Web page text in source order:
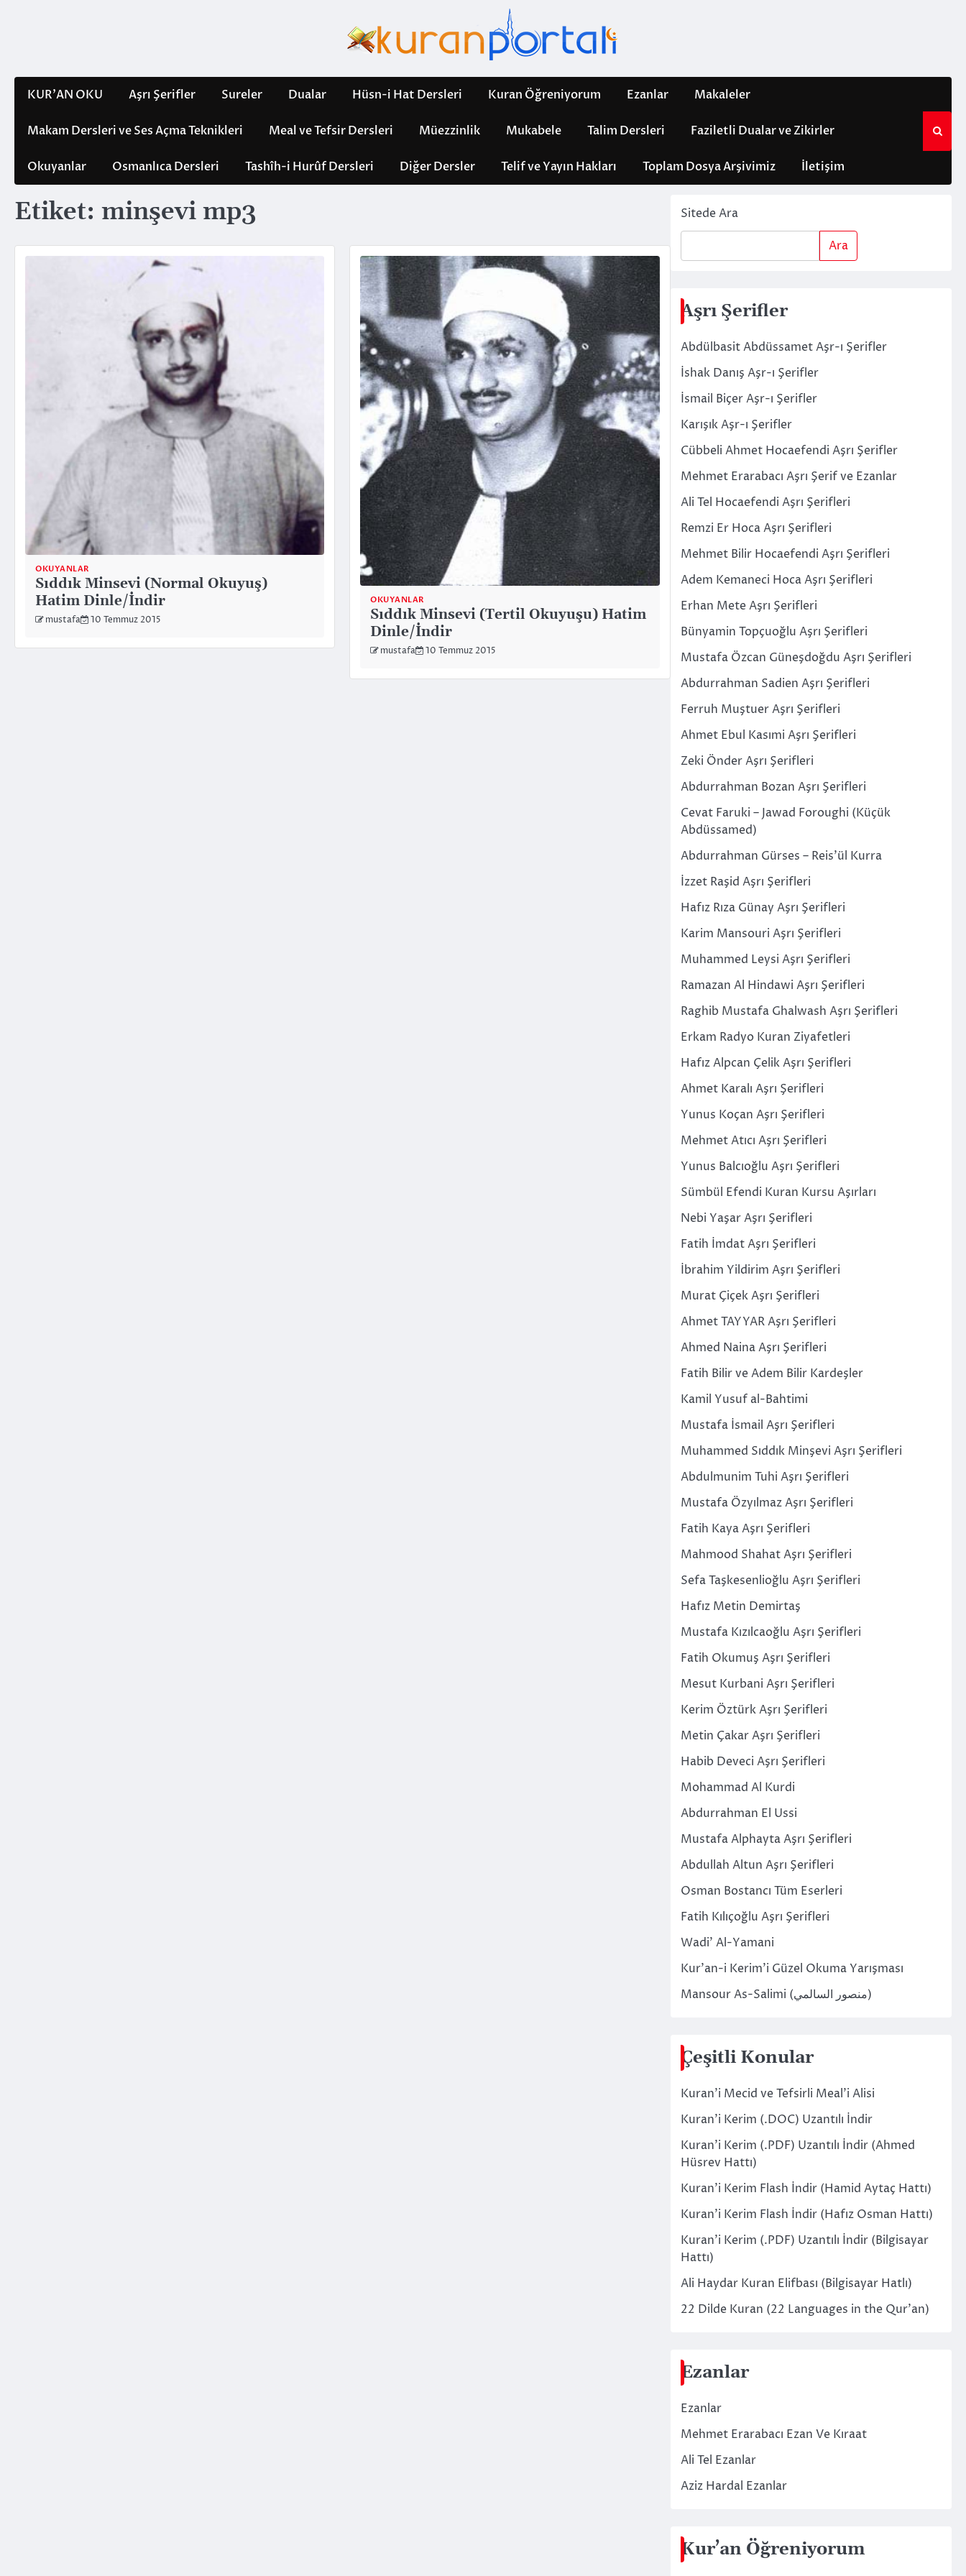
KUR’AN OKU Aşrı Şerifler Sureler Dualar Hüsn-i Hat Dersleri Kuran Öğreniyorum Ezanlar Makaleler
Makam Dersleri ve Ses Açma Teknikleri Meal ve Tefsir Dersleri Müezzinlik Mukabele Talim Dersleri Faziletli Dualar ve Zikirler
Okuyanlar Osmanlıca Dersleri Tashîh-i Hurûf Dersleri Diğer Dersler Telif ve Yayın Hakları Toplam Dosya Arşivimiz İletişim
Etiket: minşevi mp3
OKUYANLAR
Sıddık Minsevi (Normal Okuyuş)
Hatim Dinle/İndir
mustafa 10 Temmuz 2015
OKUYANLAR
Sıddık Minsevi (Tertil Okuyuşu) Hatim
Dinle/İndir
mustafa 10 Temmuz 2015
Sitede Ara
Ara
Aşrı Şerifler
Abdülbasit Abdüssamet Aşr-ı Şerifler
İshak Danış Aşr-ı Şerifler
İsmail Biçer Aşr-ı Şerifler
Karışık Aşr-ı Şerifler
Cübbeli Ahmet Hocaefendi Aşrı Şerifler
Mehmet Erarabacı Aşrı Şerif ve Ezanlar
Ali Tel Hocaefendi Aşrı Şerifleri
Remzi Er Hoca Aşrı Şerifleri
Mehmet Bilir Hocaefendi Aşrı Şerifleri
Adem Kemaneci Hoca Aşrı Şerifleri
Erhan Mete Aşrı Şerifleri
Bünyamin Topçuoğlu Aşrı Şerifleri
Mustafa Özcan Güneşdoğdu Aşrı Şerifleri
Abdurrahman Sadien Aşrı Şerifleri
Ferruh Muştuer Aşrı Şerifleri
Ahmet Ebul Kasımi Aşrı Şerifleri
Zeki Önder Aşrı Şerifleri
Abdurrahman Bozan Aşrı Şerifleri
Cevat Faruki – Jawad Foroughi (Küçük
Abdüssamed)
Abdurrahman Gürses – Reis’ül Kurra
İzzet Raşid Aşrı Şerifleri
Hafız Rıza Günay Aşrı Şerifleri
Karim Mansouri Aşrı Şerifleri
Muhammed Leysi Aşrı Şerifleri
Ramazan Al Hindawi Aşrı Şerifleri
Raghib Mustafa Ghalwash Aşrı Şerifleri
Erkam Radyo Kuran Ziyafetleri
Hafız Alpcan Çelik Aşrı Şerifleri
Ahmet Karalı Aşrı Şerifleri
Yunus Koçan Aşrı Şerifleri
Mehmet Atıcı Aşrı Şerifleri
Yunus Balcıoğlu Aşrı Şerifleri
Sümbül Efendi Kuran Kursu Aşırları
Nebi Yaşar Aşrı Şerifleri
Fatih İmdat Aşrı Şerifleri
İbrahim Yildirim Aşrı Şerifleri
Murat Çiçek Aşrı Şerifleri
Ahmet TAYYAR Aşrı Şerifleri
Ahmed Naina Aşrı Şerifleri
Fatih Bilir ve Adem Bilir Kardeşler
Kamil Yusuf al-Bahtimi
Mustafa İsmail Aşrı Şerifleri
Muhammed Sıddık Minşevi Aşrı Şerifleri
Abdulmunim Tuhi Aşrı Şerifleri
Mustafa Özyılmaz Aşrı Şerifleri
Fatih Kaya Aşrı Şerifleri
Mahmood Shahat Aşrı Şerifleri
Sefa Taşkesenlioğlu Aşrı Şerifleri
Hafız Metin Demirtaş
Mustafa Kızılcaoğlu Aşrı Şerifleri
Fatih Okumuş Aşrı Şerifleri
Mesut Kurbani Aşrı Şerifleri
Kerim Öztürk Aşrı Şerifleri
Metin Çakar Aşrı Şerifleri
Habib Deveci Aşrı Şerifleri
Mohammad Al Kurdi
Abdurrahman El Ussi
Mustafa Alphayta Aşrı Şerifleri
Abdullah Altun Aşrı Şerifleri
Osman Bostancı Tüm Eserleri
Fatih Kılıçoğlu Aşrı Şerifleri
Wadi’ Al-Yamani
Kur’an-i Kerim’i Güzel Okuma Yarışması
Mansour As-Salimi (منصور السالمي)
Çeşitli Konular
Kuran’i Mecid ve Tefsirli Meal’i Alisi
Kuran’i Kerim (.DOC) Uzantılı İndir
Kuran’i Kerim (.PDF) Uzantılı İndir (Ahmed
Hüsrev Hattı)
Kuran’i Kerim Flash İndir (Hamid Aytaç Hattı)
Kuran’i Kerim Flash İndir (Hafız Osman Hattı)
Kuran’i Kerim (.PDF) Uzantılı İndir (Bilgisayar
Hattı)
Ali Haydar Kuran Elifbası (Bilgisayar Hatlı)
22 Dilde Kuran (22 Languages in the Qur’an)
Ezanlar
Ezanlar
Mehmet Erarabacı Ezan Ve Kıraat
Ali Tel Ezanlar
Aziz Hardal Ezanlar
Kur’an Öğreniyorum